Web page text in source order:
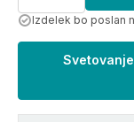
Izdelek bo poslan